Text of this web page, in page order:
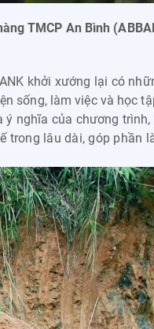
TMCP An Bình
khởi xướng lại có
sống, làm việc và học
nghĩa của chương
lâu dài, góp phần